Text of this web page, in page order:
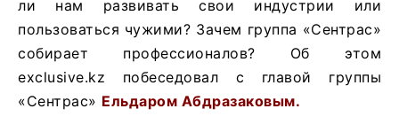
ли нам развивать свои индустрии или
пользоваться чужими? Зачем группа «Сентрас»
собирает профессионалов? Об этом
exclusive.kz побеседовал с главой группы
«Сентрас» Ельдаром Абдразаковым.